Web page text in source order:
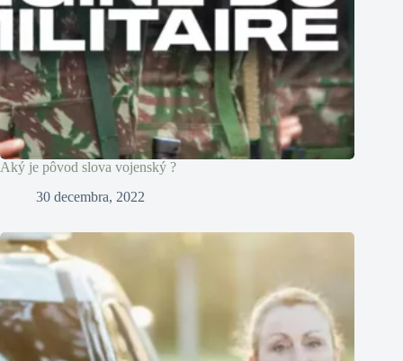
Aký je pôvod slova vojenský ?
30 decembra, 2022